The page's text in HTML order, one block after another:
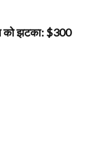
को झटका: $300